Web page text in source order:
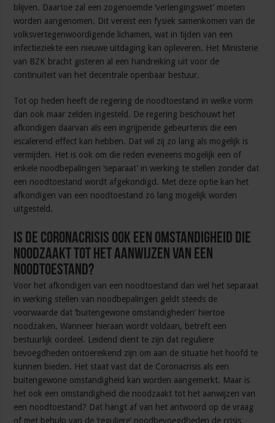
blijven. Daartoe zal een zogenoemde ‘verlengingswet’ moeten
worden aangenomen. Dit vereist een fysiek samenkomen van de
volksvertegenwoordigende lichamen, wat in tijden van een
infectieziekte een nieuwe uitdaging kan opleveren. Het Ministerie
van BZK bracht gisteren al een handreiking uit voor de
continuïteit van het decentrale openbaar bestuur.
Tot op heden heeft de regering de noodtoestand in welke vorm
dan ook maar zelden ingesteld. De regering beschouwt het
afkondigen daarvan als een ingrijpende gebeurtenis die een
escalerend effect kan hebben. Dat wil zij zo lang als mogelijk is
vermijden. Het is ook om die reden eveneens mogelijk een of
enkele noodbepalingen ‘separaat’ in werking te stellen zonder dat
een noodtoestand wordt afgekondigd. Met deze optie kan het
afkondigen van een noodtoestand zo lang mogelijk worden
uitgesteld.
Is de coronacrisis ook een omstandigheid die
noodzaakt tot het aanwijzen van een
noodtoestand?
Voor het afkondigen van een noodtoestand dan wel het separaat
in werking stellen van noodbepalingen geldt steeds de
voorwaarde dat ‘buitengewone omstandigheden’ hiertoe
noodzaken. Wanneer hieraan wordt voldaan, betreft een
bestuurlijk oordeel. Leidend dient te zijn dat reguliere
bevoegdheden ontoereikend zijn om aan de situatie het hoofd te
kunnen bieden. Het staat vast dat de Coronacrisis als een
buitengewone omstandigheid kan worden aangemerkt. Maar is
het ook een omstandigheid die noodzaakt tot het aanwijzen van
een noodtoestand? Dat hangt af van het antwoord op de vraag
of met behulp van de ‘reguliere’ noodbevoegdheden de crisis